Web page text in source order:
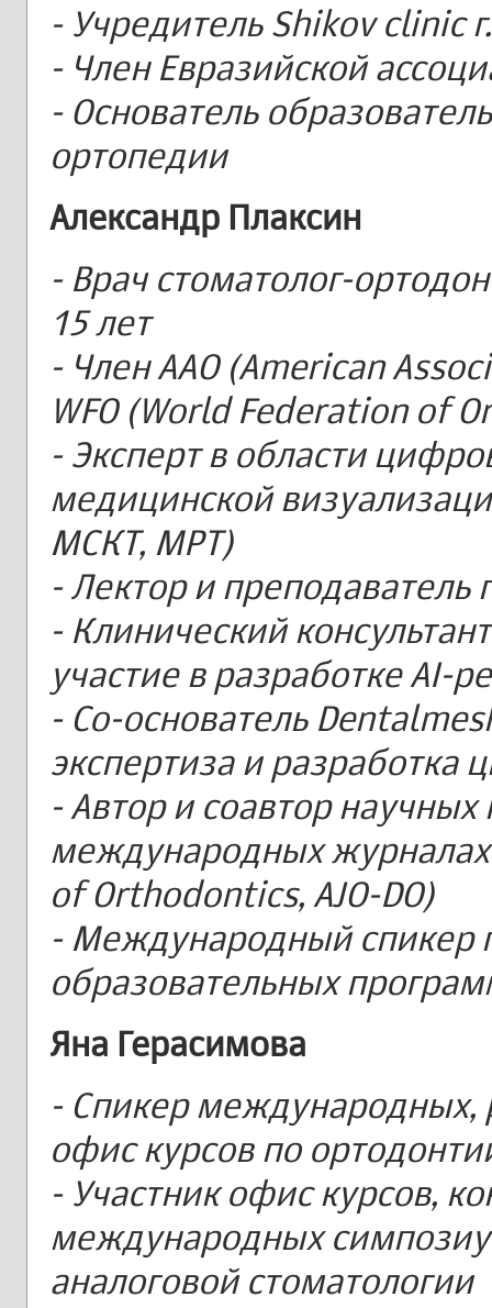
- Учредитель Shikov clinic
- Член Евразийской
- Основатель
ортопедии
Александр Плаксин
- Врач стоматолог-
15 лет
- Член AAO (American
WFO (World Federation of
- Эксперт в области
медицинской
МСКТ, МРТ)
- Лектор и преподаватель
- Клинический
участие в разработке AI-
- Со-основатель
экспертиза и разработка
- Автор и соавтор
международных
of Orthodontics, AJO-DO)
- Международный спикер
образовательных
Яна Герасимова
- Спикер международных,
офис курсов по
- Участник офис курсов,
международных
аналоговой стоматологии